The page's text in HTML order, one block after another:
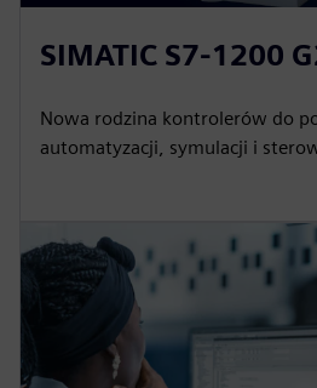
SIMATIC S7-1200
Nowa rodzina kontrolerów do
automatyzacji, symulacji i